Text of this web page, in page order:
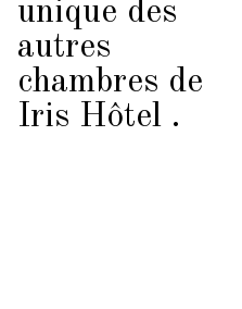
unique des
autres
chambres de
Iris Hôtel .